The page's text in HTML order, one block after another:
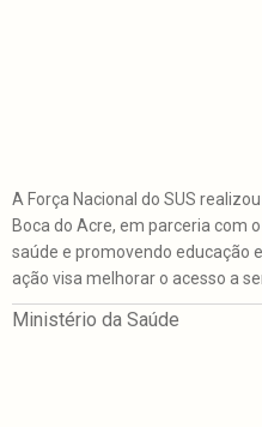
A Força Nacional do SUS
Boca do Acre, em parceria com
saúde e promovendo educação
ação visa melhorar o acesso a
Ministério da Saúde